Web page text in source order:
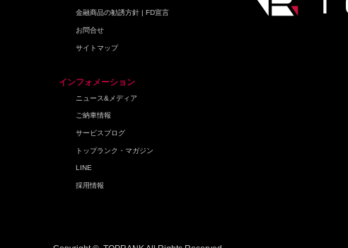
金融商品の勧誘方針 | FD宣言
お問合せ
サイトマップ
インフォメーション
ニュース&メディア
ご納車情報
サービスブログ
トップランク・マガジン
LINE
採用情報